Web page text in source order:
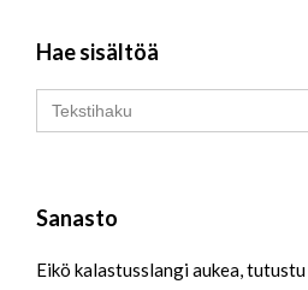
Hae sisältöä
Search
for:
Sanasto
Eikö kalastusslangi aukea, tutustu